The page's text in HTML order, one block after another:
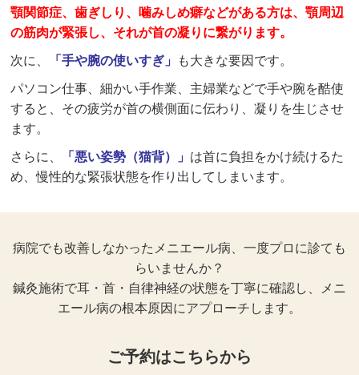
顎関節症、歯ぎしり、噛みしめ癖などがある方は、顎周辺
の筋肉が緊張し、それが首の凝りに繋がります。
次に、 「手や腕の使いすぎ」 も大きな要因です。
パソコン仕事、細かい手作業、主婦業などで手や腕を酷使
すると、その疲労が首の横側面に伝わり、凝りを生じさせ
ます。
さらに、 「悪い姿勢（猫背）」 は首に負担をかけ続けるた
め、慢性的な緊張状態を作り出してしまいます。
病院でも改善しなかったメニエール病、一度プロに診ても
らいませんか？
鍼灸施術で耳・首・自律神経の状態を丁寧に確認し、メニ
エール病の根本原因にアプローチします。
ご予約はこちらから